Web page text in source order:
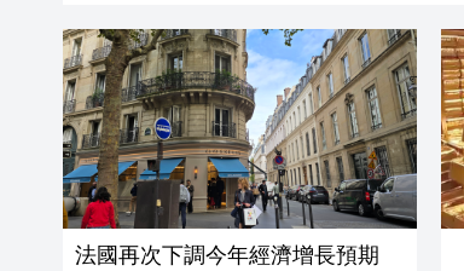
法國再次下調今年經濟增長預期